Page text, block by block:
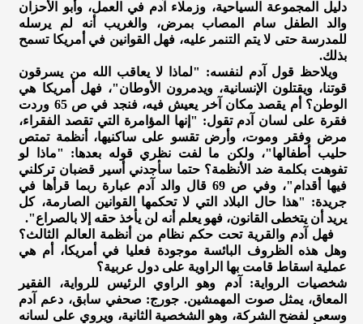
دليل المجموعة السياحية، وزملاء آدم في العمل، وأبو الأحزان
والد الطفل سام المصاب بمرض، والغريب أنه لم يرسله
للمدرسة حتى لا يتم التنمر عليه، فهل القوانين في أمريكا تسمح
بذلك.
ويلاحظ قول آدم لنفسه: "لماذا لا يعاقب الله من يسرقون
قوتنا، ويقتلون الإنسانية، ويدمرون الأوطان"، فهل أمريكا هي
الوطن؟ أم يقصد مكان آخر يعيش فيه، فنجد في ص 65 وردت
فقرة على لسان آدم تقول: "إنها المؤامرة التي تقصد الفقراء،
مرض وفقر وموت، وأرض تقسو على ساكنيها، أنظمة تمتص
حليب أطفالها"، ولكن ما لفت نظري قوله بعدها: "ماذا لو
تفوهت بكلمة ضد الأنظمة؟ حتما سأجدني أسير قضبان تركلني
فيها أقدام"، وفي ص 69 قال والد آدم عبارة ربما قرأها في
جريدة: "هذا حال البلاد التي لا تحكمها القوانين الصارمة، كل
يريد أن يتخطى القانون، فهو يعلم أنه لن يأخذ حقه إلا بالصراع".
فهل آدم والقرية تحت حكم نظام من أنظمة العالم الثالث؟
وهل هذه الظروف البائسة موجودة فعليا في أمريكا، أم هي
عملية اسقاط قامت بها الراوية على دول عربية؟
شخصيات الرواية: آدم وهو الراوي الرئيس للرواية، الفقير
المعاق، يمثل صوت المهمشين. جورج: صحفي سابق، دعم آدم
وسعى لفضح الشركة، وهو الشخصية الثانية، ويروي على لسانه